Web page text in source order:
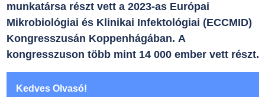
munkatársa részt vett a 2023-as Európai
Mikrobiológiai és Klinikai Infektológiai (ECCMID)
Kongresszusán Koppenhágában. A
kongresszuson több mint 14 000 ember vett részt.
Kedves Olvasó!